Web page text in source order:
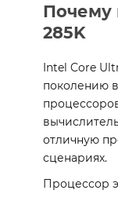
Почему
285K
Intel Core
поколению
отличную
сценариях.
Процессор